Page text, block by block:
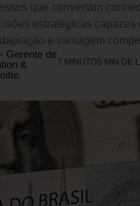
que convertam
estratégicas capazes
e vantagem
Gerente de
&
7 MINUTOS MIN DE